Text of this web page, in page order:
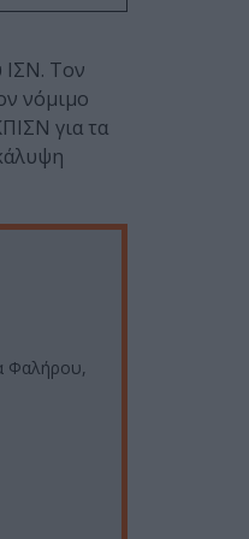
ΙΣΝ. Τον
νόμιμο
για τα
Φαλήρου,